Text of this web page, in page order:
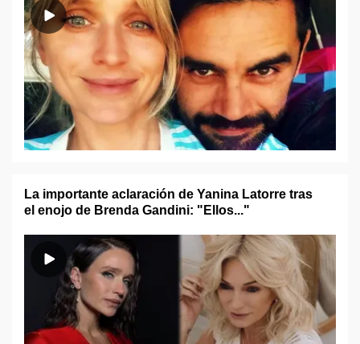
La importante aclaración de Yanina Latorre tras
el enojo de Brenda Gandini: "Ellos..."